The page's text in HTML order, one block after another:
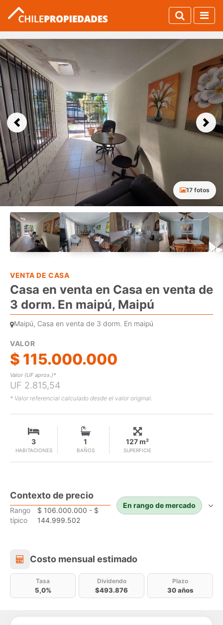
Previous Next
17 fotos
VENTA DE CASA
Casa en venta en Casa en venta de
3 dorm. En maipú, Maipú
Maipú, Casa en venta de 3 dorm. En maipú
VALOR
$ 115.000.000
Valor (UF aprox.)*
UF 2.815,54
* Valor referencial calculado desde el valor original.
HABITACIONES
3
BAÑOS
1
SUPERFICIE
127 m²
Contexto de precio
Rango
típico
$ 106.000.000 - $
144.999.502
En rango de mercado
Costo mensual estimado
Costo mensual estimado
Tasa
5,0%
Dividendo
$493.876
Plazo
30 años